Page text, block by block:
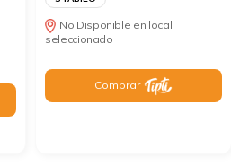
No Disponible en local
seleccionado
Comprar